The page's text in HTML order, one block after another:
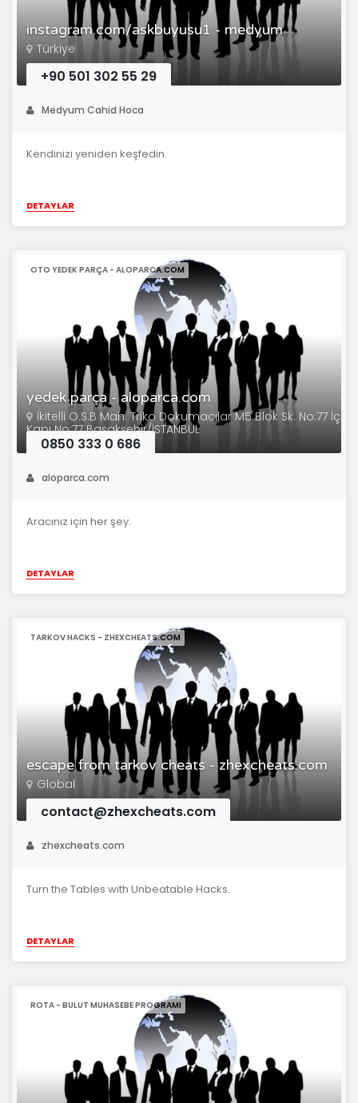
instagram.com/askbuyusu1 - medyum
Türkiye
+90 501 302 55 29
Medyum Cahid Hoca
Kendinizi yeniden keşfedin.
DETAYLAR
yedek parça - aloparca.com
OTO YEDEK PARÇA - ALOPARCA.COM
İkitelli O.S.B Mah. Triko Dokumacılar M5 Blok Sk. No:77 İç
Kapı No:77 Başakşehir/İSTANBUL
0850 333 0 686
aloparca.com
Aracınız için her şey.
DETAYLAR
escape from tarkov cheats - zhexcheats.com
TARKOV HACKS - ZHEXCHEATS.COM
Global
contact@zhexcheats.com
zhexcheats.com
Turn the Tables with Unbeatable Hacks.
DETAYLAR
ROTA - BULUT MUHASEBE PROGRAMI